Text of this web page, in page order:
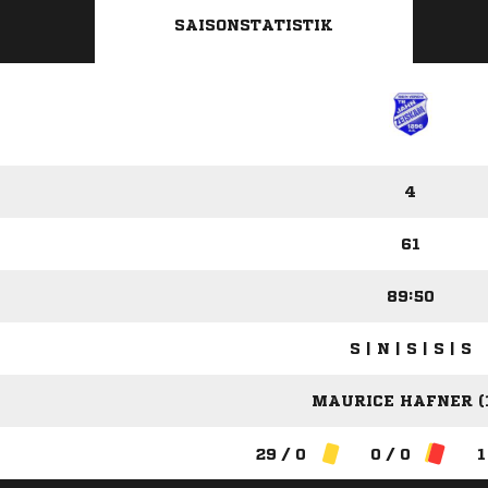
SAISONSTATISTIK
4
61
89:50
S | N | S | S | S
MAURICE HAFNER
29 / 0 0 / 0